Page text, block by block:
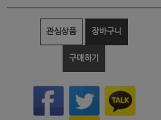
관심상품 장바구니
구매하기